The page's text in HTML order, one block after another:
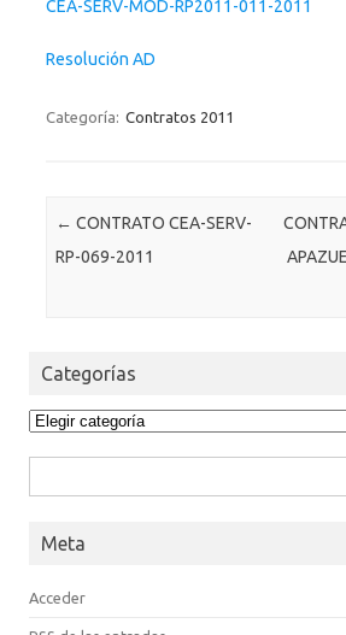
CEA-SERV-MOD-RP2011-011-2011
Resolución AD
Categoría: Contratos 2011
Post navigation
← CONTRATO CEA-SERV-
RP-069-2011
Categorías
Categorías
Meta
Acceder